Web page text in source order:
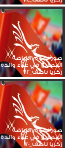
صور نجوم الرياضة
المصرية في عزاء والدة
زكريا ناصف_72
صور نجوم الرياضة
المصرية في عزاء والدة
زكريا ناصف_70